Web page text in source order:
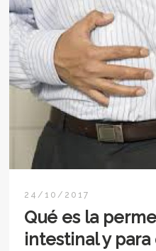
24/10/2017
Qué es la
intestinal y